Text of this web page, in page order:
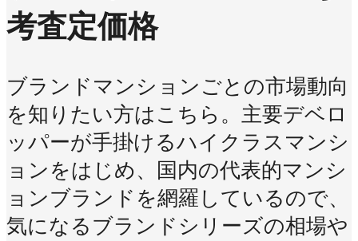
考査定価格
ブランドマンションごとの市場動向
を知りたい方はこちら。主要デベロ
ッパーが手掛けるハイクラスマンシ
ョンをはじめ、国内の代表的マンシ
ョンブランドを網羅しているので、
気になるブランドシリーズの相場や